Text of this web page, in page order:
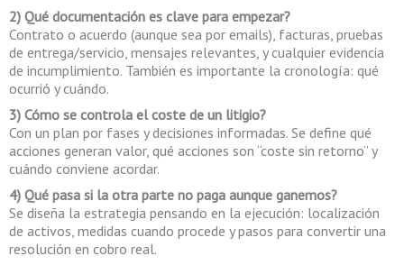
2) Qué documentación es clave para empezar?
Contrato o acuerdo (aunque sea por emails), facturas, pruebas
de entrega/servicio, mensajes relevantes, y cualquier evidencia
de incumplimiento. También es importante la cronología: qué
ocurrió y cuándo.
3) Cómo se controla el coste de un litigio?
Con un plan por fases y decisiones informadas. Se define qué
acciones generan valor, qué acciones son “coste sin retorno” y
cuándo conviene acordar.
4) Qué pasa si la otra parte no paga aunque ganemos?
Se diseña la estrategia pensando en la ejecución: localización
de activos, medidas cuando procede y pasos para convertir una
resolución en cobro real.